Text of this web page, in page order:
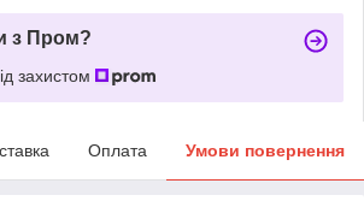
з Пром?
захистом
Оплата Умови повернення